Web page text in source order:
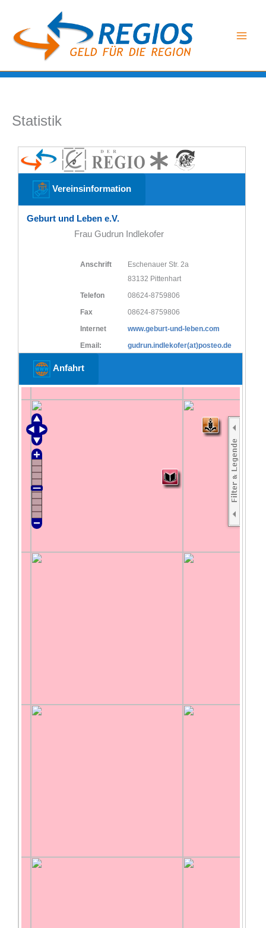
springen
Statistik
Vereinsinformation
Geburt und Leben e.V.
Frau Gudrun Indlekofer
Anschrift
Eschenauer Str. 2a
83132 Pittenhart
Telefon
08624-8759806
Fax
08624-8759806
Internet
www.geburt-und-leben.com
Email:
gudrun.indlekofer(at)posteo.de
Anfahrt